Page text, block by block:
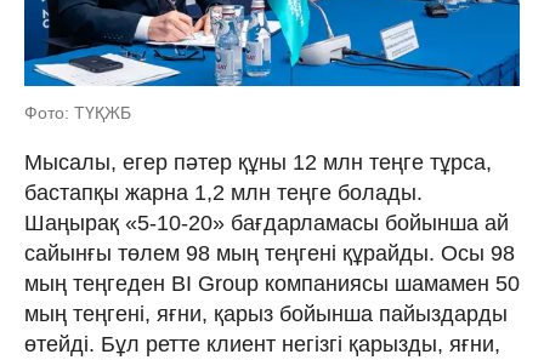
Фото: ТҮҚЖБ
Мысалы, егер пәтер құны 12 млн теңге тұрса,
бастапқы жарна 1,2 млн теңге болады.
Шаңырақ «5-10-20» бағдарламасы бойынша ай
сайынғы төлем 98 мың теңгені құрайды. Осы 98
мың теңгеден BI Group компаниясы шамамен 50
мың теңгені, яғни, қарыз бойынша пайыздарды
өтейді. Бұл ретте клиент негізгі қарызды, яғни,